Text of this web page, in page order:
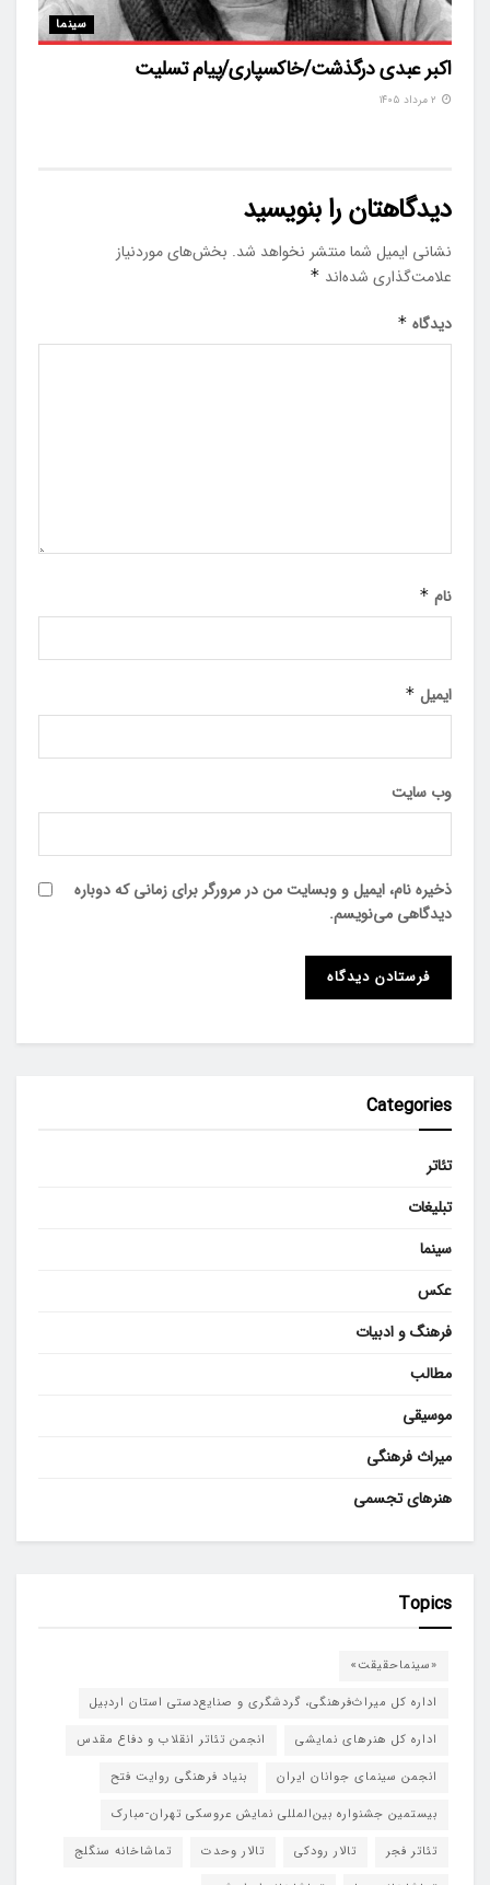
سینما
اکبر عبدی درگذشت/خاکسپاری/پیام تسلیت
دیدگاهتان را بنویسید
نشانی ایمیل شما منتشر نخواهد شد. بخش‌های موردنیاز
علامت‌گذاری شده‌اند *
دیدگاه *
نام *
ایمیل *
وب‌ سایت
ذخیره نام، ایمیل و وبسایت من در مرورگر برای زمانی که دوباره
دیدگاهی می‌نویسم.
Categories
تئاتر
تبلیغات
سینما
عکس
فرهنگ و ادبیات
مطالب
موسیقی
میراث فرهنگی
هنرهای تجسمی
Topics
«سینماحقیقت»
اداره کل میراث‌فرهنگی، گردشگری و صنایع‌دستی استان اردبیل
اداره کل هنرهای نمایشی
انجمن تئاتر انقلاب و دفاع مقدس
انجمن سینمای جوانان ایران
بنیاد فرهنگی روایت فتح
بیستمین جشنواره بین‌المللی نمایش عروسکی تهران-مبارک
تئاتر فجر
تالار رودکی تالار وحدت
تماشاخانه سنگلج